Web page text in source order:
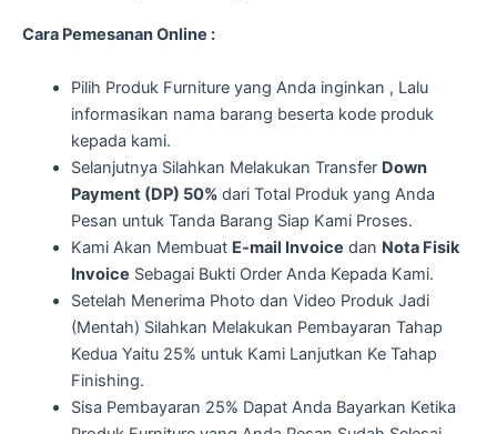
Cara Pemesanan Online :
Pilih Produk Furniture yang Anda inginkan , Lalu
informasikan nama barang beserta kode produk
kepada kami.
Selanjutnya Silahkan Melakukan Transfer Down
Payment (DP) 50% dari Total Produk yang Anda
Pesan untuk Tanda Barang Siap Kami Proses.
Kami Akan Membuat E-mail Invoice dan Nota Fisik
Invoice Sebagai Bukti Order Anda Kepada Kami.
Setelah Menerima Photo dan Video Produk Jadi
(Mentah) Silahkan Melakukan Pembayaran Tahap
Kedua Yaitu 25% untuk Kami Lanjutkan Ke Tahap
Finishing.
Sisa Pembayaran 25% Dapat Anda Bayarkan Ketika